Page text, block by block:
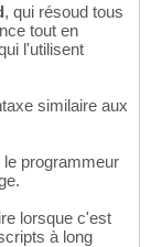
, qui résoud tous
tout en
l'utilisent
similaire aux
le programmeur
lorsque c'est
à long